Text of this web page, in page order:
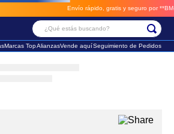
Envío rápido, gratis y seguro por **BM-
¿Qué estás buscando?
Marcas TopAlianzasVende aquíSeguimiento de Pedidos